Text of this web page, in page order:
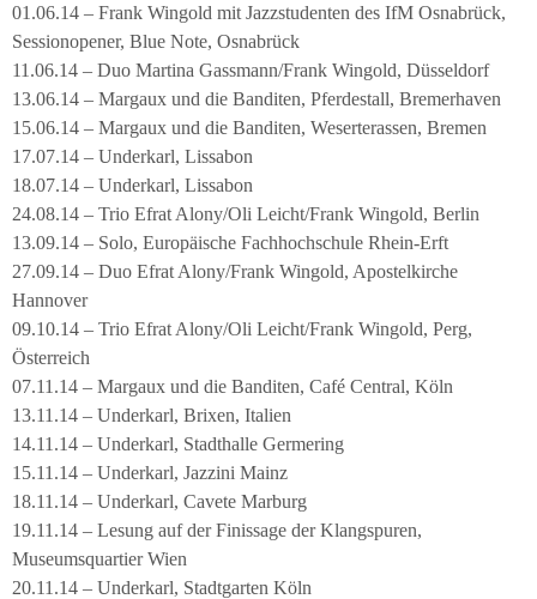
01.06.14 – Frank Wingold mit Jazzstudenten des IfM Osnabrück,
Sessionopener, Blue Note, Osnabrück
11.06.14 – Duo Martina Gassmann/Frank Wingold, Düsseldorf
13.06.14 – Margaux und die Banditen, Pferdestall, Bremerhaven
15.06.14 – Margaux und die Banditen, Weserterassen, Bremen
17.07.14 – Underkarl, Lissabon
18.07.14 – Underkarl, Lissabon
24.08.14 – Trio Efrat Alony/Oli Leicht/Frank Wingold, Berlin
13.09.14 – Solo, Europäische Fachhochschule Rhein-Erft
27.09.14 – Duo Efrat Alony/Frank Wingold, Apostelkirche
Hannover
09.10.14 – Trio Efrat Alony/Oli Leicht/Frank Wingold, Perg,
Österreich
07.11.14 – Margaux und die Banditen, Café Central, Köln
13.11.14 – Underkarl, Brixen, Italien
14.11.14 – Underkarl, Stadthalle Germering
15.11.14 – Underkarl, Jazzini Mainz
18.11.14 – Underkarl, Cavete Marburg
19.11.14 – Lesung auf der Finissage der Klangspuren,
Museumsquartier Wien
20.11.14 – Underkarl, Stadtgarten Köln